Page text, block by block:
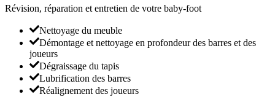
Révision, réparation et entretien de votre baby-foot
Nettoyage du meuble
Démontage et nettoyage en profondeur des barres et des
joueurs
Dégraissage du tapis
Lubrification des barres
Réalignement des joueurs